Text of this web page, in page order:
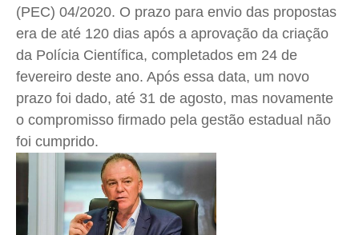
(PEC) 04/2020. O prazo para envio das propostas
era de até 120 dias após a aprovação da criação
da Polícia Científica, completados em 24 de
fevereiro deste ano. Após essa data, um novo
prazo foi dado, até 31 de agosto, mas novamente
o compromisso firmado pela gestão estadual não
foi cumprido.